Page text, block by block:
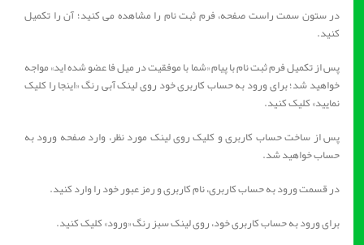
در ستون سمت راست صفحه، فرم ثبت نام را مشاهده می کنید؛ آن را تکمیل
کنید.
پس از تکمیل فرم ثبت نام با پیام «شما با موفقیت در میل فا عضو شده اید» مواجه
خواهید شد؛ برای ورود به حساب کاربری خود روی لینک آبی رنگ «اینجا را کلیک
نمایید» کلیک کنید.
پس از ساخت حساب کاربری و کلیک روی لینک مورد نظر، وارد صفحه ورود به
حساب خواهید شد.
در قسمت ورود به حساب کاربری، نام کاربری و رمز عبور خود را وارد کنید.
برای ورود به حساب کاربری خود، روی لینک سبز رنگ «ورود» کلیک کنید.